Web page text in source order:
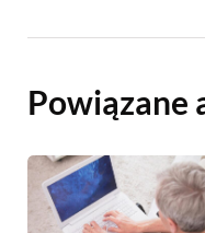
Powiązane